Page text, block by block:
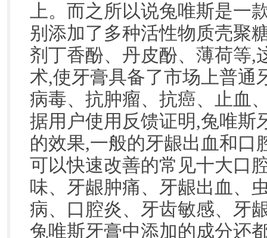
上。而之所以说兔唯斯是一
别添加了多种活性物质壳聚
剂丁香酚、丹皮酚、薄荷等,
术,使牙膏具备了市场上普通
病毒、抗肿瘤、抗癌、止血
据用户使用反馈证明,兔唯斯
的效果,一般的牙龈出血和口
可以快速改善的常见十大口
味、牙龈肿痛、牙龈出血、
病、口腔炎、牙齿敏感、牙
兔唯斯牙膏中添加的成分还